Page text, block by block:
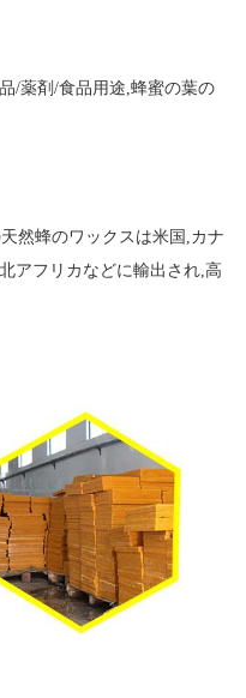
/薬剤/食品用途,蜂蜜の葉の
然蜂のワックスは米国,カナ
アフリカなどに輸出され,高